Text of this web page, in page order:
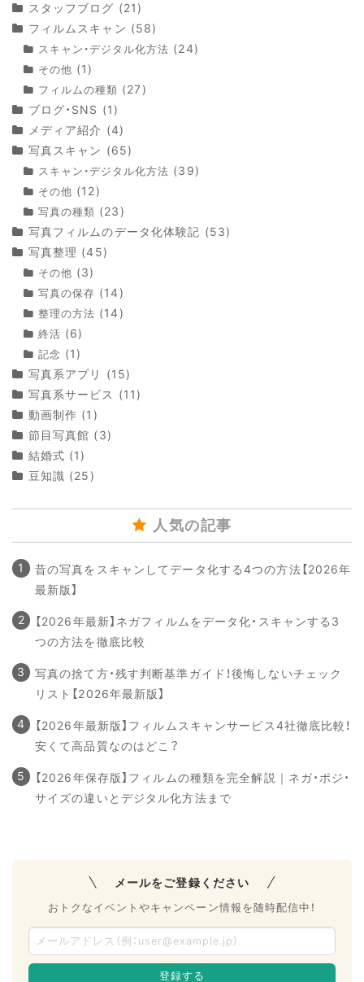
スタッフブログ (21)
フィルムスキャン (58)
スキャン・デジタル化方法 (24)
その他 (1)
フィルムの種類 (27)
ブログ・SNS (1)
メディア紹介 (4)
写真スキャン (65)
スキャン・デジタル化方法 (39)
その他 (12)
写真の種類 (23)
写真フィルムのデータ化体験記 (53)
写真整理 (45)
その他 (3)
写真の保存 (14)
整理の方法 (14)
終活 (6)
記念 (1)
写真系アプリ
(15)
写真系サービス (11)
動画制作 (1)
節目写真館 (3)
結婚式 (1)
豆知識 (25)
人気の記事
昔の写真をスキャンしてデータ化する4つの方法【2026年
最新版】
【2026年最新】ネガフィルムをデータ化・スキャンする3
つの方法を徹底比較
写真の捨て方・残す判断基準ガイド！後悔しないチェック
リスト【2026年最新版】
【2026年最新版】フィルムスキャンサービス4社徹底比較！
安くて高品質なのはどこ？
【2026年保存版】フィルムの種類を完全解説｜ネガ・ポジ・
サイズの違いとデジタル化方法まで
メールをご登録ください
おトクなイベントやキャンペーン情報を随時配信中！